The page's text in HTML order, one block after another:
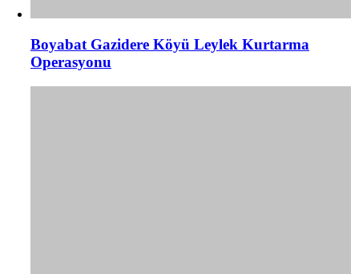
Boyabat Gazidere Köyü Leylek Kurtarma
Operasyonu